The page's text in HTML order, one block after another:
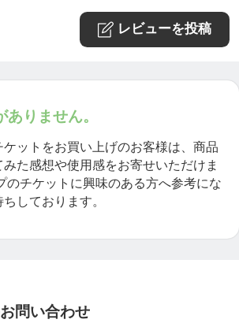
レビューを投稿
ありません。
ケットをお買い上げのお客様は、商品
た感想や使用感をお寄せいただけま
のチケットに興味のある方へ参考にな
しております。
問い合わせ